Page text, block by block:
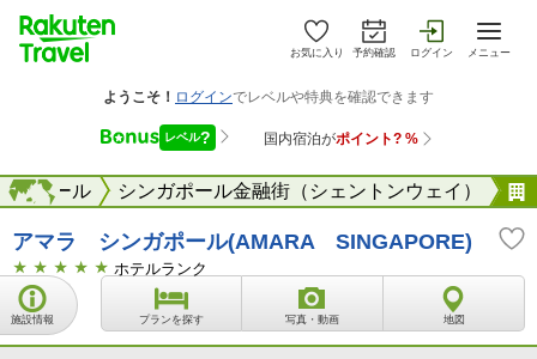
お気に入り 予約確認 ログイン メニュー
ガポール シンガポール金融街（シェントンウェイ）
海外
アマラ シンガポール(AMARA SINGAPORE)
ホテルランク
施設情報 プランを探す 写真・動画 地図